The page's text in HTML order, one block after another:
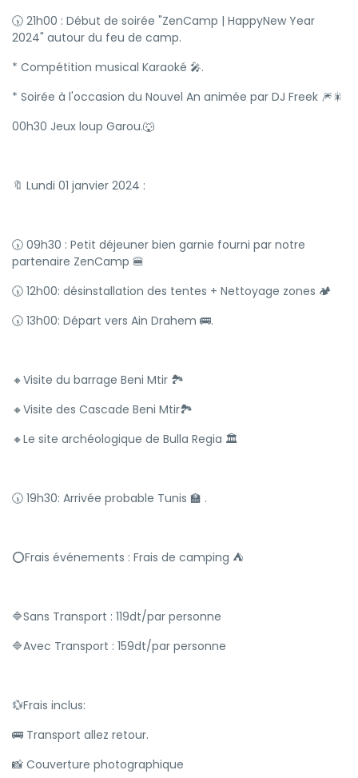
🕠 21h00 : Début de soirée "ZenCamp | HappyNew Year
2024" autour du feu de camp.
* Compétition musical Karaoké 🎤.
* Soirée à l'occasion du Nouvel An animée par DJ Freek 🎆🎇
00h30 Jeux loup Garou.🐺
🔖 Lundi 01 janvier 2024 :
🕠 09h30 : Petit déjeuner bien garnie fourni par notre
partenaire ZenCamp 🍔
🕠 12h00: désinstallation des tentes + Nettoyage zones 🏕
🕠 13h00: Départ vers Ain Drahem 🚌.
🔸️Visite du barrage Beni Mtir 🏞
🔸️Visite des Cascade Beni Mtir🏞
🔸Le site archéologique de Bulla Regia 🏛
🕠 19h30: Arrivée probable Tunis 🏫 .
⭕️Frais événements : Frais de camping ⛺️
🔷️Sans Transport : 119dt/par personne
🔷Avec Transport : ️159dt/par personne
💱Frais inclus:
🚌 Transport allez retour.
📸 Couverture photographique